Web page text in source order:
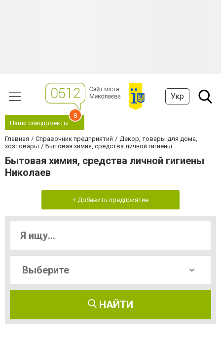
Укр
Наши спецпроекты
8
Главная Справочник предприятий
Декор, товары для дома,
хозтовары
Бытовая химия, средства личной гигиены
Бытовая химия, средства личной гигиены
Николаев
+ Добавить предприятие
НАЙТИ